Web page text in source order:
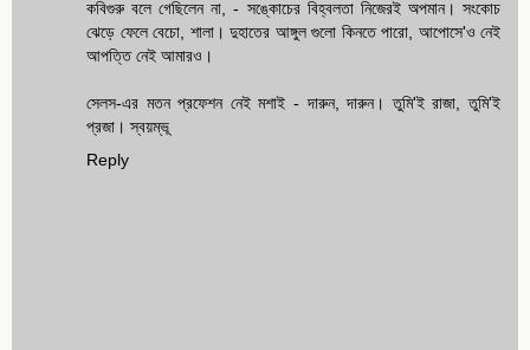
কবিগুরু বলে গেছিলেন না, - সঙ্কোচের বিহ্বলতা নিজেরই অপমান। সংকোচ
ঝেড়ে ফেলে বেচো, শালা। দুহাতের আঙ্গুল গুলো কিনতে পারো, আপোসে'ও নেই
আপত্তি নেই আমারও।
সেলস-এর মতন প্রফেশন নেই মশাই - দারুন, দারুন। তুমি'ই রাজা, তুমি'ই
প্রজা। স্বয়ম্ভূ
Reply